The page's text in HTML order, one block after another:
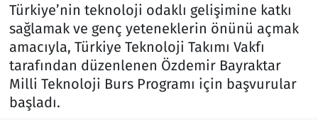
Türkiye’nin teknoloji odaklı gelişimine katkı
sağlamak ve genç yeteneklerin önünü açmak
amacıyla, Türkiye Teknoloji Takımı Vakfı
tarafından düzenlenen Özdemir Bayraktar
Milli Teknoloji Burs Programı için başvurular
başladı.
Lezzet Durağı
Memur ve Kamu
Otomobil